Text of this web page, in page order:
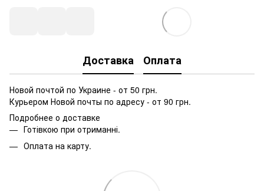
Доставка Оплата
Новой почтой по Украине - от 50 грн.
Курьером Новой почты по адресу - от 90 грн.
Подробнее о доставке
Готівкою при отриманні.
Оплата на карту.